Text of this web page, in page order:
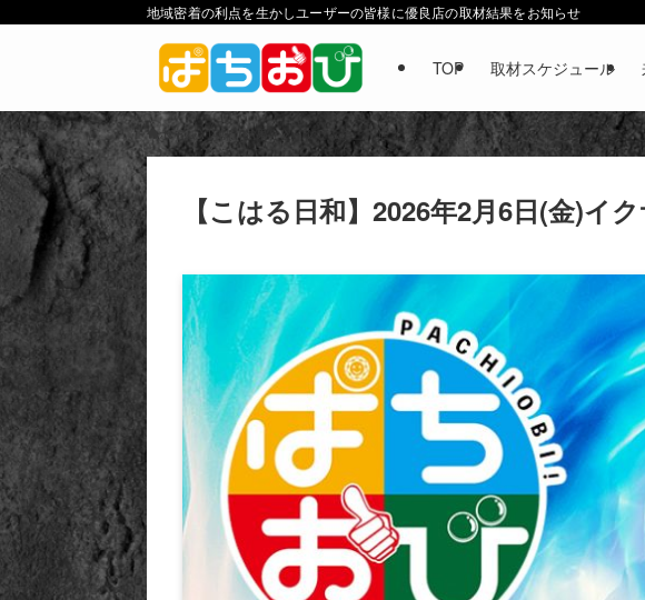
地域密着の利点を生かしユーザーの皆様に優良店の取材結果をお知らせ
TOP 取材スケジュール
ホーム 店舗（結果） イクサム上三川店
【こはる日和】2026年2月6日(金)イ